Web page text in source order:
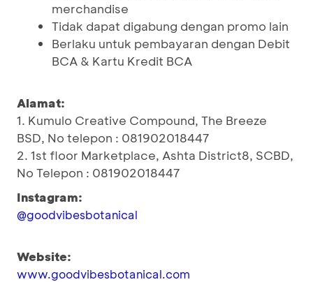
merchandise
Tidak dapat digabung dengan promo lain
Berlaku untuk pembayaran dengan Debit
BCA & Kartu Kredit BCA
Alamat:
1. Kumulo Creative Compound, The Breeze
BSD, No telepon : 081902018447
2. 1st floor Marketplace, Ashta District8, SCBD,
No Telepon : 081902018447
Instagram:
@goodvibesbotanical
Website:
www.goodvibesbotanical.com